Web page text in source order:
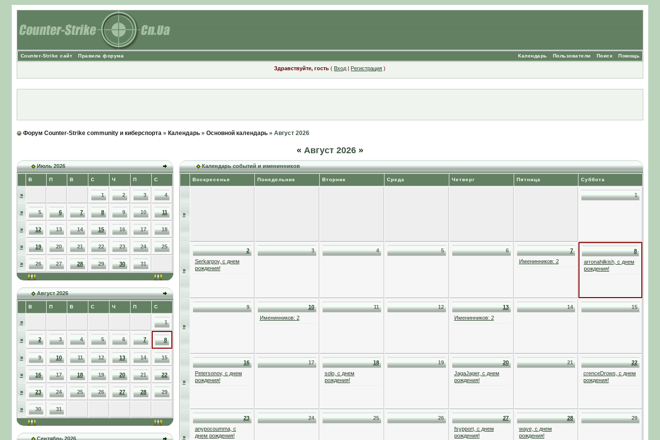
Counter-Strike сайт Правила форума Помощь
Поиск
Пользователи
Календарь
Здравствуйте, гость ( Вход | Регистрация )
Форум Counter-Strike community и киберспорта» Календарь» Основной календарь» Август 2026
« Август 2026 »
Июль 2026
В П В С Ч П С
» 1 2 3 4
» 5 6 7 8 9 10 11
» 12 13 14 15 16 17 18
» 19 20 21 22 23 24 25
» 26 27 28 29 30 31
Август 2026
В П В С Ч П С
» 1
» 2 3 4 5 6 7 8
» 9 10 11 12 13 14 15
» 16 17 18 19 20 21 22
» 23 24 25 26 27 28 29
» 30 31
Сентябрь 2026
Календарь событий и именинников
Воскресенье Понедельник Вторник Среда Четверг Пятница Суббота
»
1
»
2
Serkarpov, с днем
рождения!
3 4 5 6
7
Именинников: 2
8
arronahilkish, с днем
рождения!
»
9
10
Именинников: 2
11 12
13
Именинников: 2
14 15
»
16
Petersonov, с днем
рождения!
17
18
solo, с днем
рождения!
19
20
JagaJager, с днем
рождения!
21
22
crenceDrows, с днем
рождения!
»
23
anypocoumma, с
днем рождения!
24 25 26
27
fsypport, с днем
рождения!
28
waye, с днем
рождения!
29